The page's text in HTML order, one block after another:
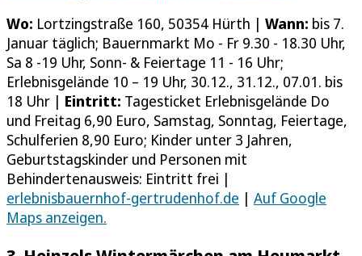
Wo: Lortzingstraße 160, 50354 Hürth | Wann: bis 7.
Januar täglich; Bauernmarkt Mo - Fr 9.30 - 18.30 Uhr,
Sa 8 -19 Uhr, Sonn- & Feiertage 11 - 16 Uhr;
Erlebnisgelände 10 – 19 Uhr, 30.12., 31.12., 07.01. bis
18 Uhr | Eintritt: Tagesticket Erlebnisgelände Do
und Freitag 6,90 Euro, Samstag, Sonntag, Feiertage,
Schulferien 8,90 Euro; Kinder unter 3 Jahren,
Geburtstagskinder und Personen mit
Behindertenausweis: Eintritt frei |
erlebnisbauernhof-gertrudenhof.de | Auf Google
Maps anzeigen.